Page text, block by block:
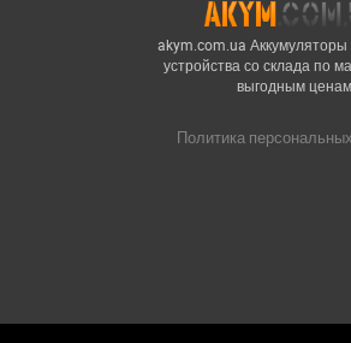
akym.com.ua
устройства со склада по
выгодным ценам
Политика